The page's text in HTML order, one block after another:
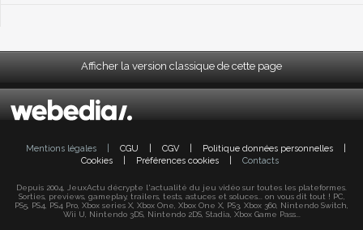
Afficher la version classique de cette page
Mentions légales CGU CGV Politique données personnelles
Cookies
Préférences cookies Contacts
Depuis 2004, JeuxActu décrypte l'actualité du jeu vidéo sur toutes les plateformes.
Sorties, previews, gameplay, trailers, tests, astuces et soluces... on vous dit tout ! PC,
PS5, PS4, PS4 Pro, Xbox series X, Xbox One, Xbox One X, PS3, Xbox 360, Nintendo Switch,
Wii U, Nintendo 3DS, Nintendo 2DS, Stadia, Xbox Game Pass...